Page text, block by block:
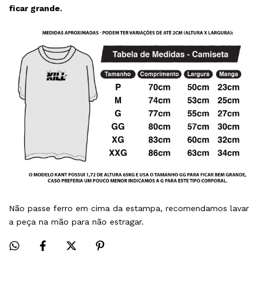
ficar grande.
Não passe ferro em cima da estampa, recomendamos lavar
a peça na mão para não estragar.